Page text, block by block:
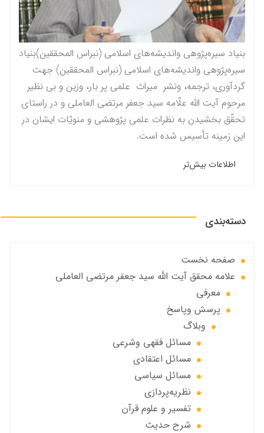
بنیاد سیره‌پژوهی واندیشه‌های اسلامی (نبراس المحققين)بنیاد
سیره‌پژوهی واندیشه‌های اسلامی (نبراس المحققين) جهت
گردآوری، ترجمه، ونشر میراث علمی پر بار، وزین و بی نظیر
مرحوم آيت الله علّامه سيد جعفر مرتضى العاملى و در راستاى
تحقّق بخشيدن به نظرات علمى پژوهشى و منویّات ايشان در
این زمینه تأسیس شده است.
اطلاعات بیش‌تر
دسته‌بندی
صفحه نخست
علامه محقق آیت الله سید جعفر مرتضی العاملی
معرفی
پرسش وپاسخ
وبلاگ
مسائل فقهي وشرعي
مسائل اعتقادی
مسائل سياسي
نظریه‌پردازی
تفسیر و علوم قرآن
شرح حديث